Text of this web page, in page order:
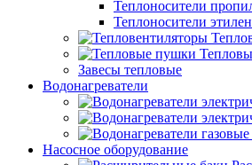
Теплоносители
Теплоносители
Завесы тепловые
Водонагреватели
Насосное оборудование